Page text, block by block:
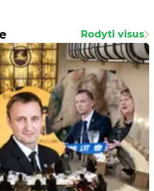
Rodyti visus